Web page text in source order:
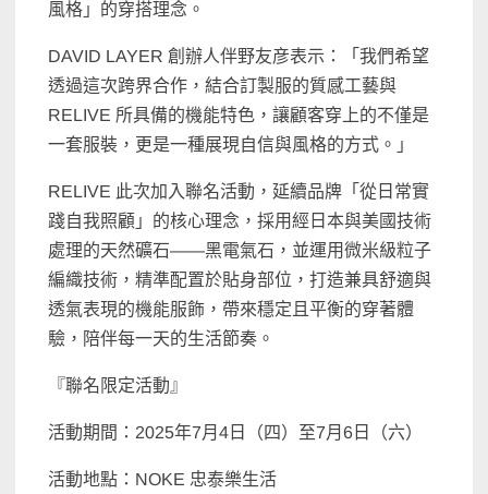
風格」的穿搭理念。
DAVID LAYER 創辦人伴野友彦表示：「我們希望
透過這次跨界合作，結合訂製服的質感工藝與
RELIVE 所具備的機能特色，讓顧客穿上的不僅是
一套服裝，更是一種展現自信與風格的方式。」
RELIVE 此次加入聯名活動，延續品牌「從日常實
踐自我照顧」的核心理念，採用經日本與美國技術
處理的天然礦石——黑電氣石，並運用微米級粒子
編織技術，精準配置於貼身部位，打造兼具舒適與
透氣表現的機能服飾，帶來穩定且平衡的穿著體
驗，陪伴每一天的生活節奏。
『聯名限定活動』
活動期間：2025年7月4日（四）至7月6日（六）
活動地點：NOKE 忠泰樂生活